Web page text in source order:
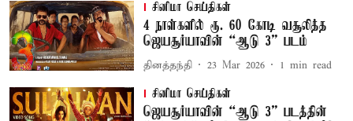
சினிமா செய்திகள்
4 நாள்களில் ரூ. 60 கோடி வசூலித்த
ஜெயசூர்யாவின் “ஆடு 3” படம்
தினத்தந்தி 23 Mar 2026 1 min read
சினிமா செய்திகள்
ஜெயசூர்யாவின் “ஆடு 3” படத்தின்